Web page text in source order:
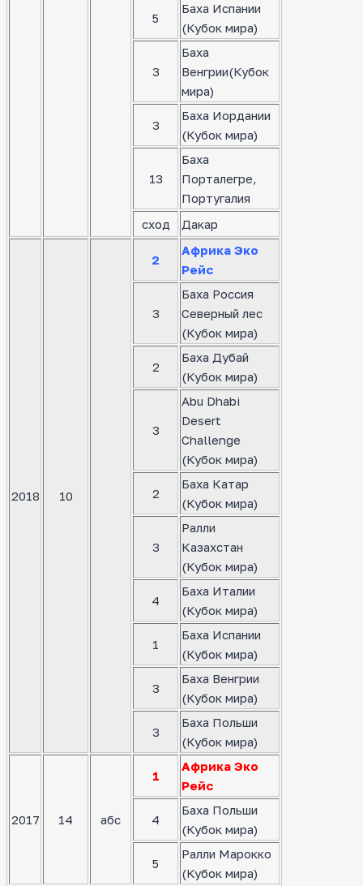
5
Баха Испании
(Кубок мира)
3
Баха
Венгрии(Кубок
мира)
3
Баха Иордании
(Кубок мира)
13
Баха
Порталегре,
Португалия
сход
Дакар
2018 10
2
Африка Эко
Рейс
3
Баха Россия
Северный лес
(Кубок мира)
2
Баха Дубай
(Кубок мира)
3
Abu Dhabi
Desert
Challenge
(Кубок мира)
2
Баха Катар
(Кубок мира)
3
Ралли
Казахстан
(Кубок мира)
4
Баха Италии
(Кубок мира)
1
Баха Испании
(Кубок мира)
3
Баха Венгрии
(Кубок мира)
3
Баха Польши
(Кубок мира)
2017 14 абс
1
Африка Эко
Рейс
4
Баха Польши
(Кубок мира)
5
Ралли Марокко
(Кубок мира)